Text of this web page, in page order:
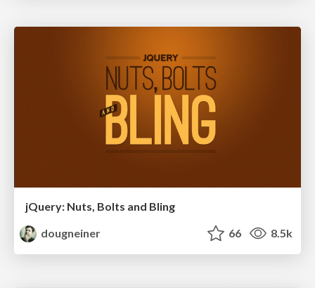
jQuery: Nuts, Bolts and Bling
dougneiner
66 8.5k